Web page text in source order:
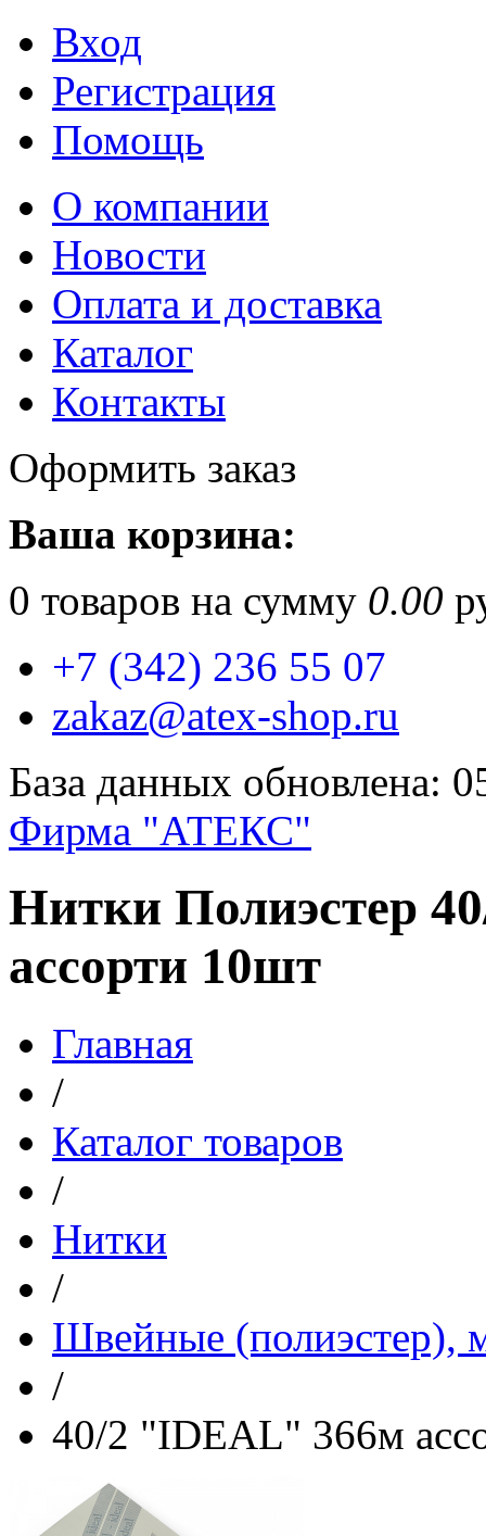
Вход
Регистрация
Помощь
О компании
Новости
Оплата и доставка
Каталог
Контакты
Оформить заказ
Ваша корзина:
0 товаров на сумму 0.00
+7 (342) 236 55 07
zakaz@atex-shop.ru
База данных обновлена:
Фирма "АТЕКС"
Нитки Полиэстер
ассорти 10шт
Главная
/
Каталог товаров
/
Нитки
/
Швейные (полиэстер),
/
40/2 "IDEAL" 366м